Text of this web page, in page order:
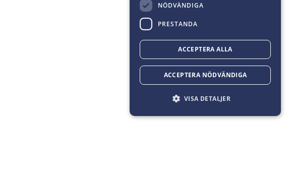
NÖDVÄNDIGA
PRESTANDA
ACCEPTERA ALLA
ACCEPTERA NÖDVÄNDIGA
VISA DETALJER